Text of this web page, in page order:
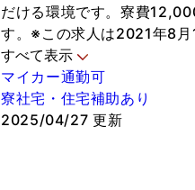
だける環境です。寮費
す。※この求人は2021年8
すべて表示
マイカー通勤可
寮社宅・住宅補助あり
2025/04/27 更新